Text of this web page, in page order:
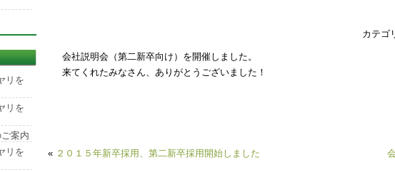
カテゴ
会社説明会（第二新卒向け）を開催しました。
来てくれたみなさん、ありがとうございました！
« ２０１５年新卒採用、第二新卒採用開始しました
リを
リを
案内
リを